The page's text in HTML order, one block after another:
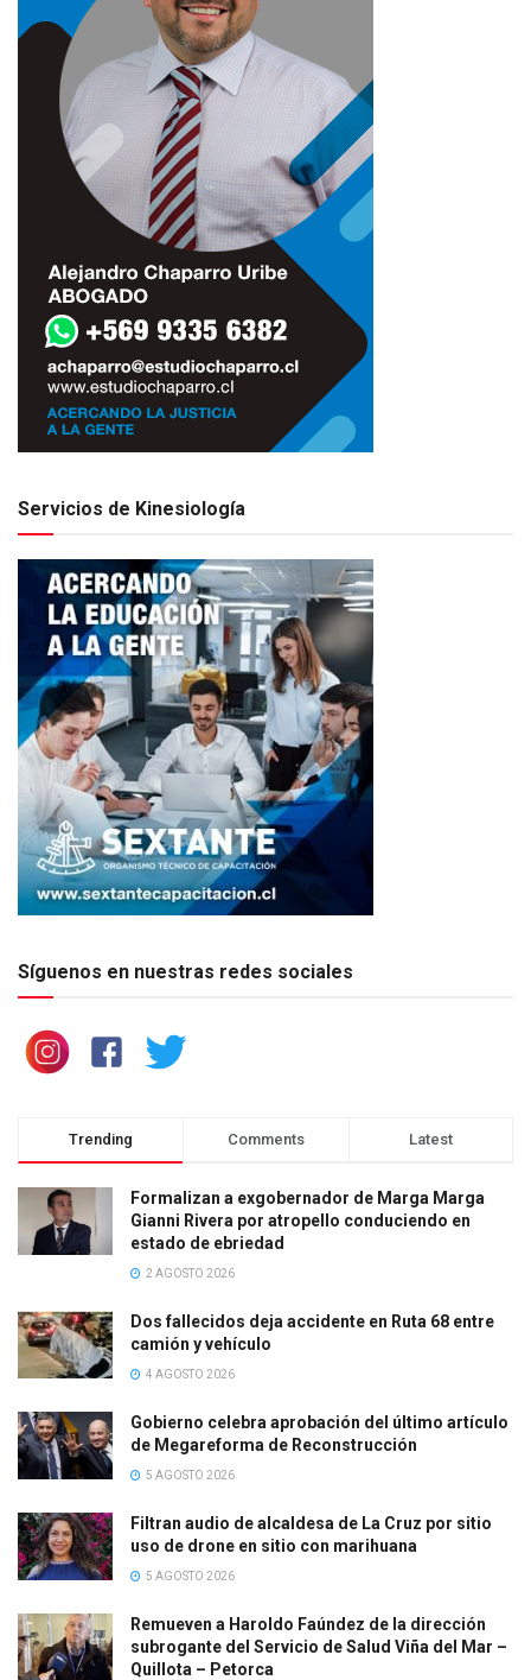
Servicios de Kinesiología
Síguenos en nuestras redes sociales
Trending Comments Latest
Formalizan a exgobernador de Marga Marga
Gianni Rivera por atropello conduciendo en
estado de ebriedad
2 AGOSTO 2026
Dos fallecidos deja accidente en Ruta 68 entre
camión y vehículo
4 AGOSTO 2026
Gobierno celebra aprobación del último artículo
de Megareforma de Reconstrucción
5 AGOSTO 2026
Filtran audio de alcaldesa de La Cruz por sitio
uso de drone en sitio con marihuana
5 AGOSTO 2026
Remueven a Haroldo Faúndez de la dirección
subrogante del Servicio de Salud Viña del Mar –
Quillota – Petorca